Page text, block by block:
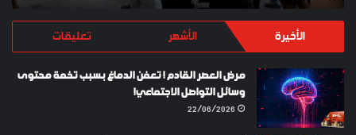
تحتمل
الأخيرة الأشهر تعليقات
مرض العصر القادم ! تعفن الدماغ بسبب تخمة محتوى
وسائل التواصل الاجتماعي!
22/06/2026